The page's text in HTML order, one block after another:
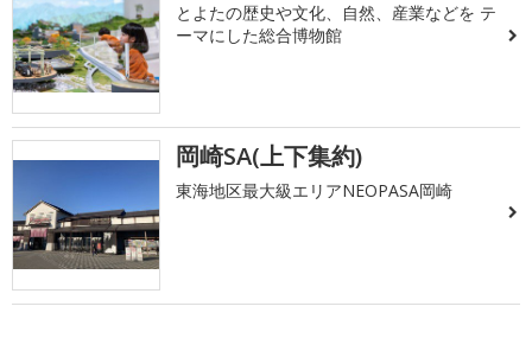
とよたの歴史や文化、自然、産業などを テ
ーマにした総合博物館
岡崎SA(上下集約)
東海地区最大級エリアNEOPASA岡崎